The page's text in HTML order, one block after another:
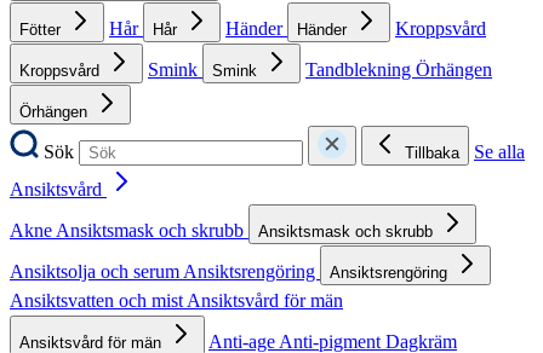
Fötter Hår Hår Händer Händer Kroppsvård
Kroppsvård Smink Smink Tandblekning Örhängen
Örhängen
Sök Tillbaka
Se alla
Ansiktsvård
AkneAnsiktsmask och skrubb Ansiktsmask och skrubb
Ansiktsolja och serumAnsiktsrengöring Ansiktsrengöring
Ansiktsvatten och mistAnsiktsvård för män
Ansiktsvård för män Anti-ageAnti-pigmentDagkräm